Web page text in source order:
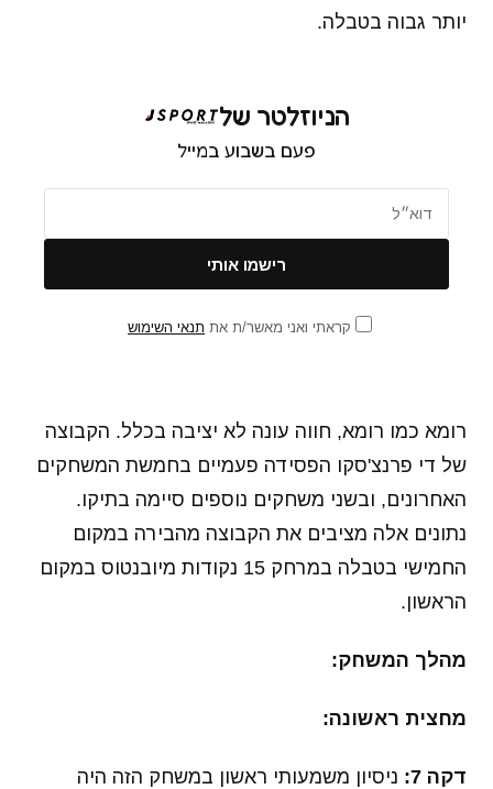
יותר גבוה בטבלה.
הניוזלטר של
פעם בשבוע במייל
קראתי ואני מאשר/ת את תנאי השימוש
רומא כמו רומא, חווה עונה לא יציבה בכלל. הקבוצה
של די פרנצ'סקו הפסידה פעמיים בחמשת המשחקים
האחרונים, ובשני משחקים נוספים סיימה בתיקו.
נתונים אלה מציבים את הקבוצה מהבירה במקום
החמישי בטבלה במרחק 15 נקודות מיובנטוס במקום
הראשון.
מהלך המשחק:
מחצית ראשונה:
דקה 7:
ניסיון משמעותי ראשון במשחק הזה היה